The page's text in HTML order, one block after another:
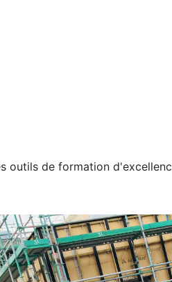
outils de formation